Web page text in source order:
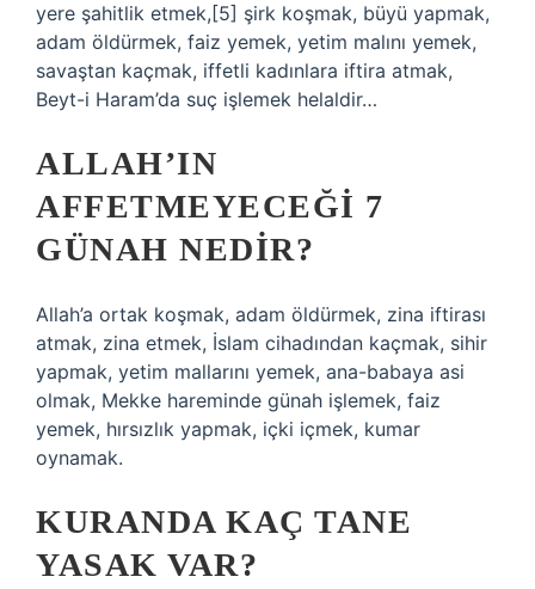
yere şahitlik etmek,[5] şirk koşmak, büyü yapmak,
adam öldürmek, faiz yemek, yetim malını yemek,
savaştan kaçmak, iffetli kadınlara iftira atmak,
Beyt-i Haram’da suç işlemek helaldir…
ALLAH’IN
AFFETMEYECEĞI 7
GÜNAH NEDIR?
Allah’a ortak koşmak, adam öldürmek, zina iftirası
atmak, zina etmek, İslam cihadından kaçmak, sihir
yapmak, yetim mallarını yemek, ana-babaya asi
olmak, Mekke hareminde günah işlemek, faiz
yemek, hırsızlık yapmak, içki içmek, kumar
oynamak.
KURANDA KAÇ TANE
YASAK VAR?